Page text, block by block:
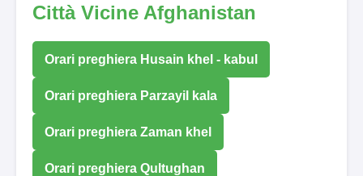
Città Vicine Afghanistan
Orari preghiera Husain khel - kabul
Orari preghiera Parzayil kala
Orari preghiera Zaman khel
Orari preghiera Qultughan